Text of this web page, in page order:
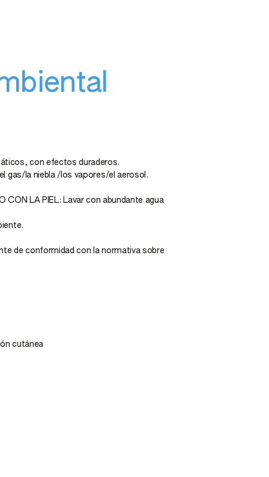
con efectos duraderos.
gas/la niebla /los vapores/el aerosol.
CON LA PIEL: Lavar con abundante agua
de conformidad con la normativa sobre
cutánea